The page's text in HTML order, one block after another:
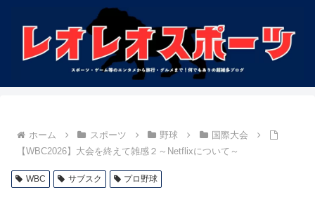
ホーム スポーツ 野球
国際大会
【WBC2026】大会を終えて雑感２～Netflixについて～
WBC サブスク プロ野球